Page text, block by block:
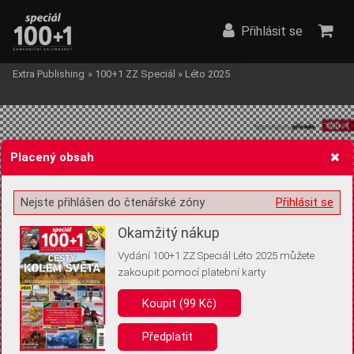
Žádost o souhlas s ukládáním volitelných informací
Pro základní fungování webu nepotřebujeme ukládat žádné informace
(tzv. cookies apod.). Rádi bychom vás ale požádali o souhlas s
uložením volitelných informací:
Anonymní unikátní ID
Přihlásit se
Extra Publishing » 100+1 ZZ Speciál » Léto 2025
Placený obsah
Přihlásit se
Nejste přihlášen do čtenářské zóny
Okamžitý nákup
Vydání 100+1 ZZ Speciál Léto 2025 můžete
zakoupit pomocí platební karty
Koupit (99 Kč)
Předplatit